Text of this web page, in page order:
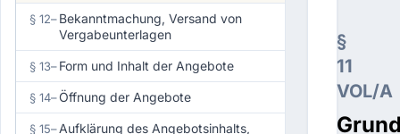
§ 12–Bekanntmachung, Versand von
Vergabeunterlagen
§ 13–Form und Inhalt der Angebote
§ 14–Öffnung der Angebote
§ 15–Aufklärung des Angebotsinhalts,
§
11
VOL/A